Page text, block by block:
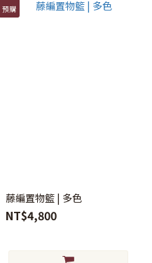
預購
藤編置物籃 | 多色
NT$4,800